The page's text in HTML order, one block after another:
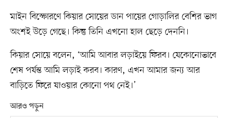
মাইন বিস্ফোরণে কিয়ার সোয়ের ডান পায়ের গোড়ালির বেশির ভাগ
অংশই উড়ে গেছে। কিন্তু তিনি এখনো হাল ছেড়ে দেননি।
কিয়ার সোয়ে বলেন, ‘আমি আবার লড়াইয়ে ফিরব। যেকোনোভাবে
শেষ পর্যন্ত আমি লড়াই করব। কারণ, এখন আমার জন্য আর
বাড়িতে ফিরে যাওয়ার কোনো পথ নেই।’
আরও পড়ুন